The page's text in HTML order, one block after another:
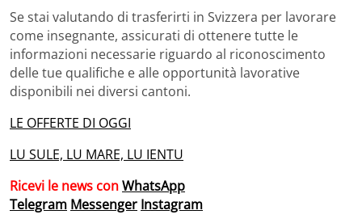
Se stai valutando di trasferirti in Svizzera per lavorare
come insegnante, assicurati di ottenere tutte le
informazioni necessarie riguardo al riconoscimento
delle tue qualifiche e alle opportunità lavorative
disponibili nei diversi cantoni.
LE OFFERTE DI OGGI
LU SULE, LU MARE, LU IENTU
Ricevi le news conWhatsApp
Telegram Messenger Instagram